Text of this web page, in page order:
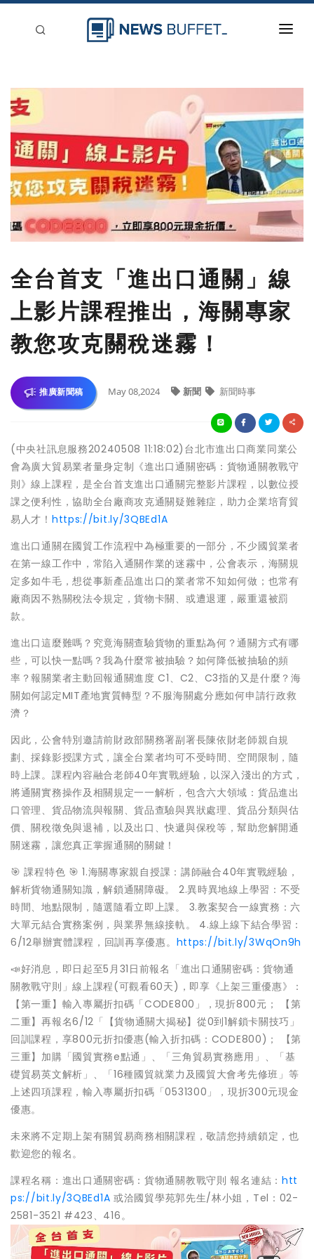
新聞稿分類
刊登
全台首支「進出口通關」線
上影片課程推出，海關專家
教您攻克關稅迷霧！
推廣新聞稿 May 08,2024 新聞 新聞時事
(中央社訊息服務20240508 11:18:02)台北市進出口商業同業公
會為廣大貿易業者量身定制《進出口通關密碼：貨物通關教戰守
則》線上課程，是全台首支進出口通關完整影片課程，以數位授
課之便利性，協助全台廠商攻克通關疑難雜症，助力企業培育貿
易人才！ https://bit.ly/3QBEd1A
進出口通關在國貿工作流程中為極重要的一部分，不少國貿業者
在第一線工作中，常陷入通關作業的迷霧中，公會表示，海關規
定多如牛毛，想從事新產品進出口的業者常不知如何做；也常有
廠商因不熟關稅法令規定，貨物卡關、或遭退運，嚴重還被罰
款。
進出口這麼難嗎？究竟海關查驗貨物的重點為何？通關方式有哪
些，可以快一點嗎？我為什麼常被抽驗？如何降低被抽驗的頻
率？報關業者主動回報通關進度 C1、C2、C3指的又是什麼？海
關如何認定MIT產地實質轉型？不服海關處分應如何申請行政救
濟？
因此，公會特別邀請前財政部關務署副署長陳依財老師親自規
劃、採錄影授課方式，讓全台業者均可不受時間、空間限制，隨
時上課。課程內容融合老師40年實戰經驗，以深入淺出的方式，
將通關實務操作及相關規定一一解析，包含六大領域：貨品進出
口管理、貨品物流與報關、貨品查驗與異狀處理、貨品分類與估
價、關稅徵免與退補，以及出口、快遞與保稅等，幫助您解開通
關迷霧，讓您真正掌握通關的關鍵！
🎯 課程特色 🎯 1.海關專家親自授課：講師融合40年實戰經驗，
解析貨物通關知識，解鎖通關障礙。 2.異時異地線上學習：不受
時間、地點限制，隨選隨看立即上課。 3.教案契合一線實務：六
大單元結合實務案例，與業界無線接軌。 4.線上線下結合學習：
6/12舉辦實體課程，回訓再享優惠。 https://bit.ly/3WqOn9h
📣好消息，即日起至5月31日前報名「進出口通關密碼：貨物通
關教戰守則」線上課程(可觀看60天)，即享《上架三重優惠》：
【第一重】輸入專屬折扣碼「CODE800」，現折800元； 【第
二重】再報名6/12「【貨物通關大揭秘】從0到1解鎖卡關技巧」
回訓課程，享800元折扣優惠(輸入折扣碼：CODE800)； 【第
三重】加購「國貿實務e點通」、「三角貿易實務應用」、「基
礎貿易英文解析」、「16種國貿就業力及國貿大會考先修班」等
上述四項課程，輸入專屬折扣碼「0531300」，現折300元現金
優惠。
未來將不定期上架有關貿易商務相關課程，敬請您持續鎖定，也
歡迎您的報名。
課程名稱：進出口通關密碼：貨物通關教戰守則 報名連結： htt
ps://bit.ly/3QBEd1A 或洽國貿學苑郭先生/林小姐，Tel：02-
2581-3521 #423、416。